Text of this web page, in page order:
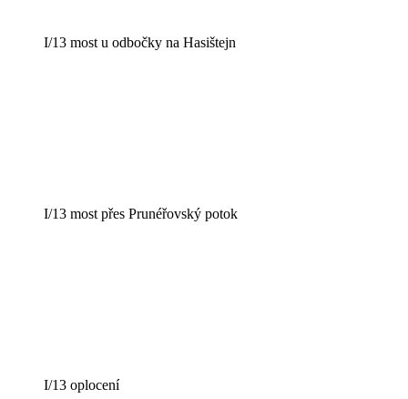
I/13 most u odbočky na Hasištejn
I/13 most přes Prunéřovský potok
I/13 oplocení